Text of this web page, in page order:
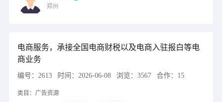
郑州
电商服务，承接全国电商财税以及电商入驻报白等电
商业务
编号： 2613 时间： 2026-06-08 浏览： 3567 合作： 15
类目： 广告资源